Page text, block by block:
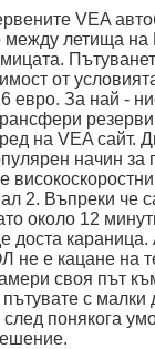
VEA
между летища
от
евро. За най -
на VEA сайт.
начин за
2. Въпреки че
около 12
доста караница.
не е кацане на
своя път
с
понякога